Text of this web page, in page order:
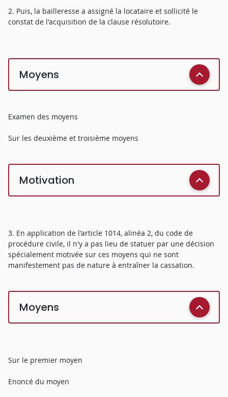
2. Puis, la bailleresse a assigné la locataire et sollicité le
constat de l'acquisition de la clause résolutoire.
Moyens
Examen des moyens
Sur les deuxième et troisième moyens
Motivation
3. En application de l'article 1014, alinéa 2, du code de
procédure civile, il n'y a pas lieu de statuer par une décision
spécialement motivée sur ces moyens qui ne sont
manifestement pas de nature à entraîner la cassation.
Moyens
Sur le premier moyen
Enoncé du moyen